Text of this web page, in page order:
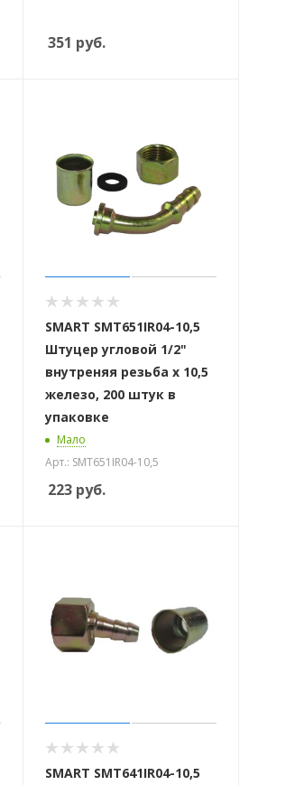
351 руб.
SMART SMT651IR04-10,5
Штуцер угловой 1/2"
внутреняя резьба х 10,5
железо, 200 штук в
упаковке
Мало
Арт.: SMT651IR04-10,5
223руб.
SMART SMT641IR04-10,5